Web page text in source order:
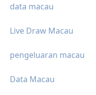
data macau
Live Draw Macau
pengeluaran macau
Data Macau